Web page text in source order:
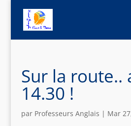
Sur la route..
14.30 !
par Professeurs Anglais | Mar